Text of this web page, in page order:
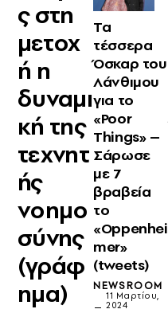
ς στη
μετοχ
ή η
δυναμι
κή της
τεχνητ
ής
νοημο
σύνης
(γράφ
ημα)
Τα
τέσσερα
Όσκαρ του
Λάνθιμου
για το
«Poor
Things» –
Σάρωσε
με 7
βραβεία
το
«Oppenhei
mer»
(tweets)
NEWSROOM
11 Μαρτίου,
2024